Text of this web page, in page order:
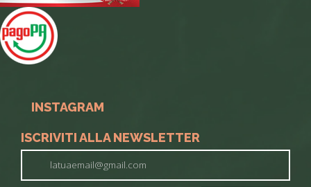
INSTAGRAM
ISCRIVITI ALLA NEWSLETTER